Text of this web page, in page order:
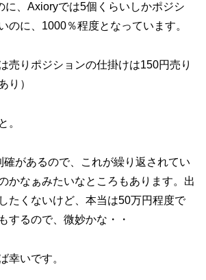
に、Axioryでは5個くらいしかポジシ
のに、1000％程度となっています。
売りポジションの仕掛けは150円売り
り）
。
があるので、これが繰り返されてい
かなぁみたいなところもあります。出
たくないけど、本当は50万円程度で
するので、微妙かな・・
幸いです。